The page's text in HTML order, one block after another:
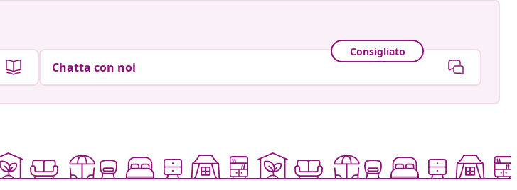
Consigliato
Chatta con noi